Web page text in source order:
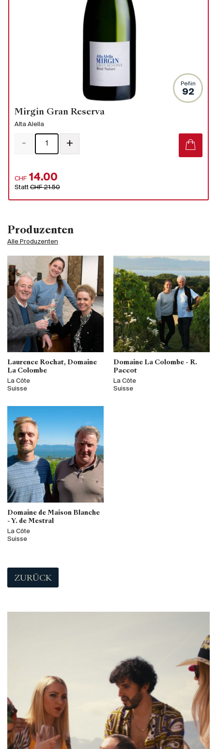
Produzenten
Alle Produzenten
Laurence Rochat, Domaine
La Colombe
La Côte
Suisse
Domaine La Colombe - R.
Paccot
La Côte
Suisse
Domaine de Maison Blanche
- Y. de Mestral
La Côte
Suisse
ZURÜCK
Peñin
92
Mirgin Gran Reserva
Alta Alella
CHF 14.00
StattCHF 21.50
- +